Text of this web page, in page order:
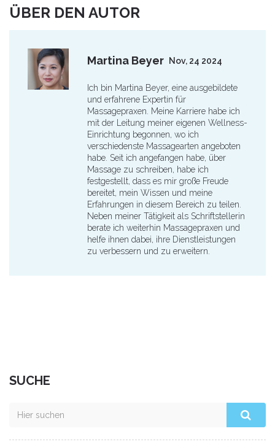
ÜBER DEN AUTOR
Martina Beyer Nov, 24 2024
Ich bin Martina Beyer, eine ausgebildete
und erfahrene Expertin für
Massagepraxen. Meine Karriere habe ich
mit der Leitung meiner eigenen Wellness-
Einrichtung begonnen, wo ich
verschiedenste Massagearten angeboten
habe. Seit ich angefangen habe, über
Massage zu schreiben, habe ich
festgestellt, dass es mir große Freude
bereitet, mein Wissen und meine
Erfahrungen in diesem Bereich zu teilen.
Neben meiner Tätigkeit als Schriftstellerin
berate ich weiterhin Massagepraxen und
helfe ihnen dabei, ihre Dienstleistungen
zu verbessern und zu erweitern.
SUCHE